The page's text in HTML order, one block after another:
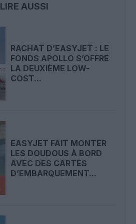
LIRE AUSSI
RACHAT D’EASYJET : LE
FONDS APOLLO S’OFFRE
LA DEUXIÈME LOW-
COST...
EASYJET FAIT MONTER
LES DOUDOUS À BORD
AVEC DES CARTES
D’EMBARQUEMENT...